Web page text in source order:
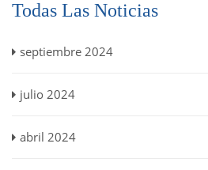
Todas Las Noticias
septiembre 2024
julio 2024
abril 2024